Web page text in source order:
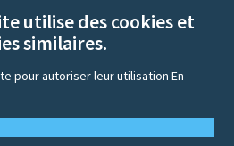
utilise des cookies et
similaires.
pour autoriser leur utilisationEn